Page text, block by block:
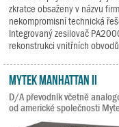
zkratce obsaženy v názvu
nekompromisní technická
Integrovaný zesilovač
rekonstrukci vnitřních
Mytek Manhattan II
D/A převodník včetně
od americké společnosti